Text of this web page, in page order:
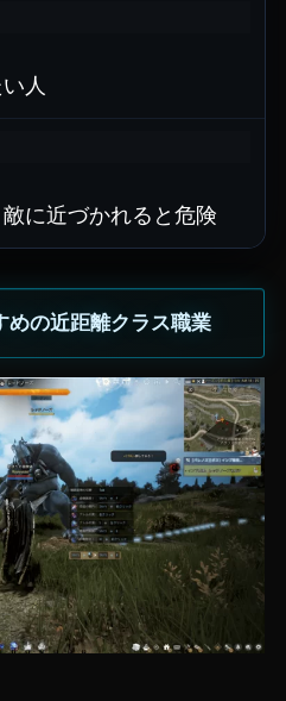
人
に近づかれると危険
めの近距離クラス職業